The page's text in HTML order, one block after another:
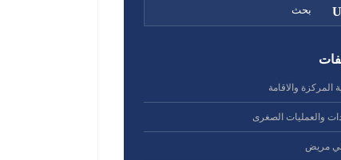
المركزة والاقامة
والعمليات الصغرى
مريض